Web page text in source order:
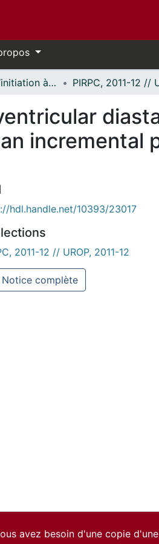
Programme d’initiation à la recherche au premier cycle (PIRPC) // Undergraduate Research Opportunity Program (UROP)
incremental
hdl.handle.net/10393/23017
2011-12 // UROP, 2011-12
Notice complète
avez besoin d'une copie